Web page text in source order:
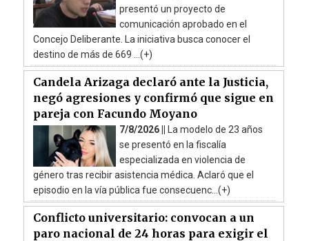
presentó un proyecto de
comunicación aprobado en el
Concejo Deliberante. La iniciativa busca conocer el
destino de más de 669 ...(+)
Candela Arizaga declaró ante la Justicia,
negó agresiones y confirmó que sigue en
pareja con Facundo Moyano
7/8/2026 || La modelo de 23 años
se presentó en la fiscalía
especializada en violencia de
género tras recibir asistencia médica. Aclaró que el
episodio en la vía pública fue consecuenc...(+)
Conflicto universitario: convocan a un
paro nacional de 24 horas para exigir el